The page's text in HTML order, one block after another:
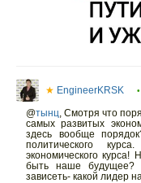
★ EngineerKRSK •
@тынц, Смотря что
самых развитых
здесь вообще
политического
экономического
быть наше будущее?
зависеть- какой лидер